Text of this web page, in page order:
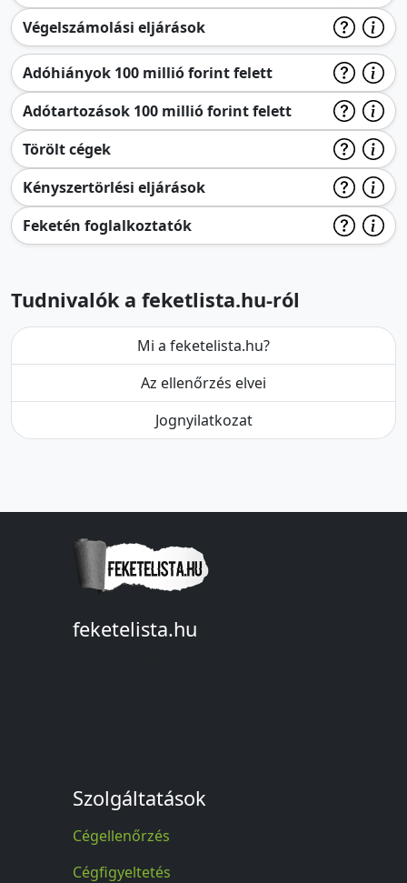
Végelszámolási eljárások
Adóhiányok 100 millió forint felett
Adótartozások 100 millió forint felett
Törölt cégek
Kényszertörlési eljárások
Feketén foglalkoztatók
Tudnivalók a feketlista.hu-ról
Mi a feketelista.hu?
Az ellenőrzés elvei
Jognyilatkozat
feketelista.hu
Szolgáltatások
Cégellenőrzés
Cégfigyeltetés